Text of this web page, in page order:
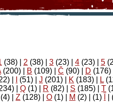
(38) 2 (38) 3 (23) 4 (23) 5
(200) B (109) Č (90) D (176)
(51) J (201) K (183) L
Q (1) R (82) S (185) T
(4) Z (128) Ο (1) М (2)
(1)